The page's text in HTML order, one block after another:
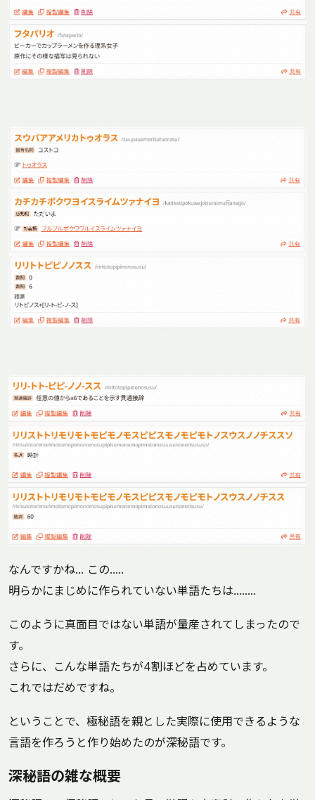
なんですかね... この.....
明らかにまじめに作られていない単語たちは........
このように真面目ではない単語が量産されてしまったので
す。
さらに、こんな単語たちが4割ほどを占めています。
これではだめですね。
ということで、極秘語を親とした実際に使用できるような
言語を作ろうと作り始めたのが深秘語です。
深秘語の雑な概要